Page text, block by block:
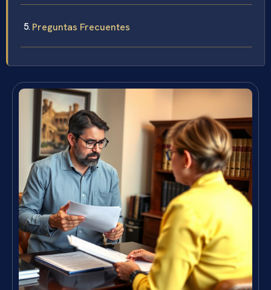
Preguntas Frecuentes